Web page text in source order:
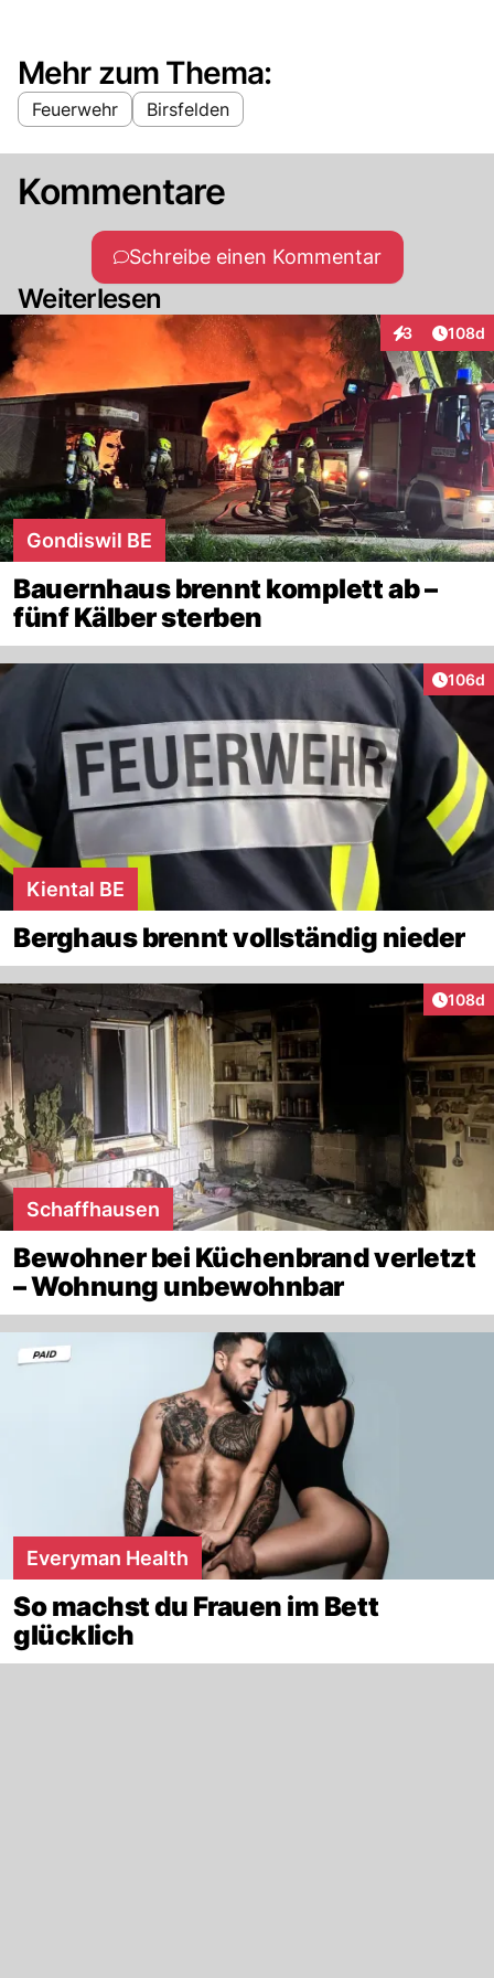
Mehr zum Thema:
Feuerwehr Birsfelden
Kommentare
Schreibe einen Kommentar
Weiterlesen
3
Interaktionen
108d
Gondiswil BE
Bauernhaus brennt komplett ab –
fünf Kälber sterben
106d
Kiental BE
Berghaus brennt vollständig nieder
108d
Schaffhausen
Bewohner bei Küchenbrand verletzt
– Wohnung unbewohnbar
Everyman Health
So machst du Frauen im Bett
glücklich